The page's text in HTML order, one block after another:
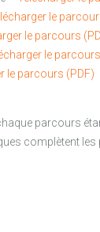
le
le parcours
le
le parcours (PDF)
parcours
complètent